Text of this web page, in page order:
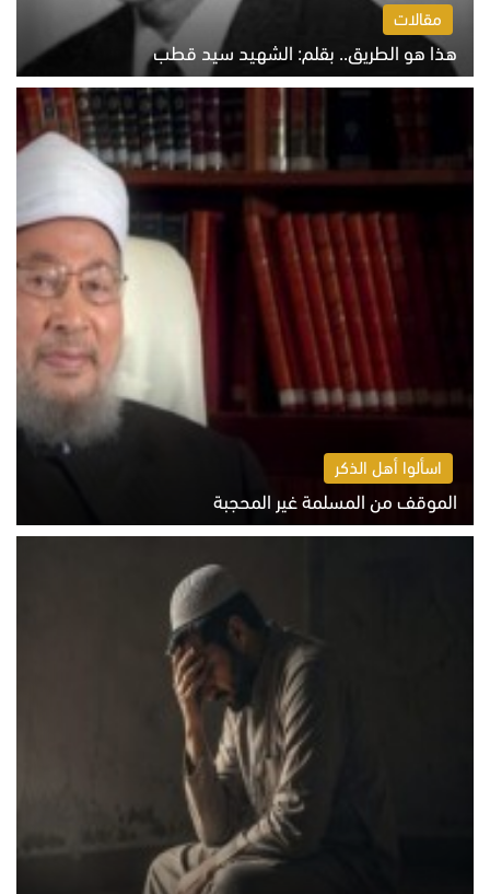
مقالات
هذا هو الطريق.. بقلم: الشهيد سيد قطب
الخميس 6 أغسطس 2026 10:52 ص
اسألوا أهل الذكر
الموقف من المسلمة غير المحجبة
الخميس 6 أغسطس 2026 10:45 ص